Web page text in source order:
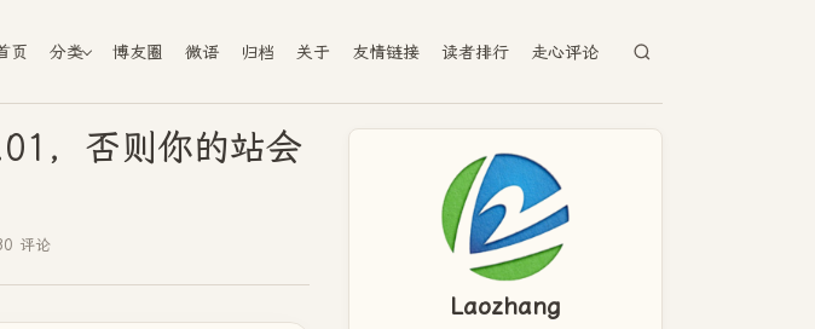
页 分类 博友圈 微语 归档 关于 友情链接 读者排行 走心评论
，否则你的站会
评论
Laozhang